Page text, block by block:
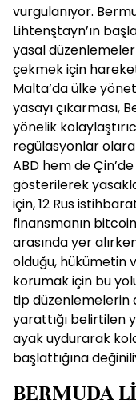
vurgulanıyor.
Lihtenştayn’ın
yasal
çekmek için
Malta’da ülke
yasayı çıkarması,
yönelik
regülasyonlar
ABD hem de
gösterilerek
için, 12 Rus
finansmanın
arasında yer
olduğu, hükümetin
korumak için bu
tip düzenlemelerin
yarattığı belirtilen
ayak uydurarak
başlattığına
BERMUDA